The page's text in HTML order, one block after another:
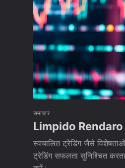
समाचार
Limpido Rendaro
स्वचालित ट्रेडिंग जैसे
ट्रेडिंग सफलता सुनिश्चित